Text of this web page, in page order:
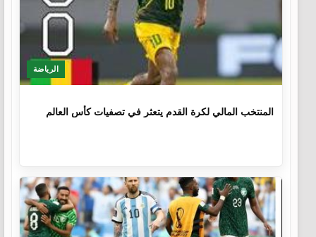
الرياضة
المنتخب المالي لكرة القدم يتعثر في تصفيات كأس العالم